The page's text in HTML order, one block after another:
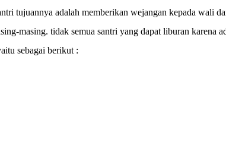
tujuannya adalah memberikan wejangan kepada wali
masing. tidak semua santri yang dapat liburan karena
sebagai berikut :